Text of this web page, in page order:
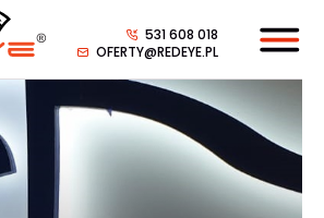
531 608 018
OFERTY@REDEYE.PL